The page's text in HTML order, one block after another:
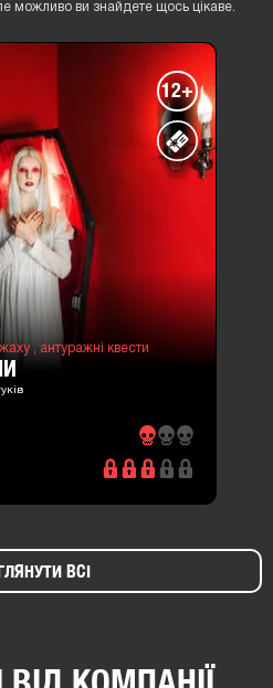
можливо ви знайдете щось цікаве.
12+
, антуражні квести
ВСІ